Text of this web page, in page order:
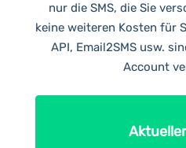
nur die SMS, die Sie
keine weiteren Kosten für
API, Email2SMS usw.
Account